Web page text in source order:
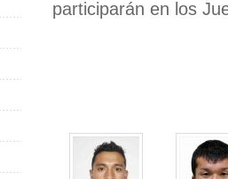
participarán en los